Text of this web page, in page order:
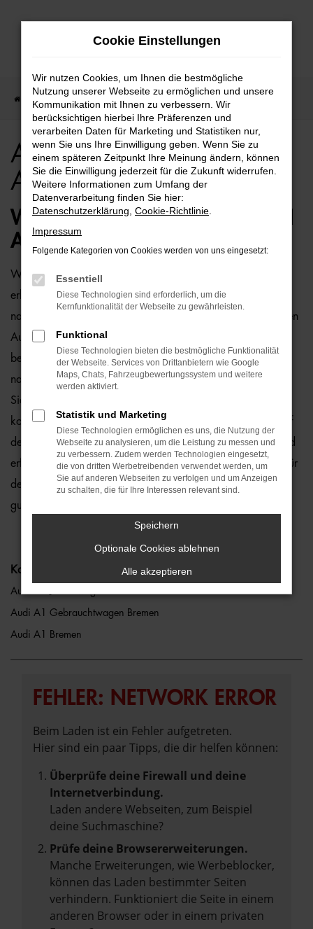
Zum
Startseite Bremen Audi Audi A1 für Bremen Top Angebote
Audi A1 für Bremen Top
Angebote
WIE WÄRE ES MIT EINEM AUDI
A1 FÜR BREMEN?
Wer zu uns und damit zur Auto-Familie Ostermaier kommt,
erhält viele Vorschläge rund um die Mobilität. Das gilt
natürlich auch für Bremen und Umgebung, wo wir gerne den
Audi A1 empfehlen. Die Rede ist von einem rundum
bewährten und zuverlässigen Fahrzeug, das perfekt zu
nahezu jedem Anspruch in Bremen passt. Gerne lassen wir
Sie bei uns vor Ort einsteigen oder übernehmen die
komplette Beratung auf digitalem Weg. Der Vorteil liegt auf
der Hand, denn so erhalten Sie Ihren Audi A1 frei Haus und
erfreuen sich an der direkten Lieferung nach Bremen ohne für
den Autokauf Ihre eigenen vier Wände zu verlassen. Klingt
gut? Dann kontaktieren Sie uns noch heute.
Kategorie
Audi A1 Jahreswagen Bremen
Audi A1 Gebrauchtwagen Bremen
Audi A1 Bremen
FEHLER: NETWORK ERROR
Beim Laden ist ein Fehler aufgetreten.
Hier sind ein paar Tipps, die dir helfen können:
Überprüfe deine Firewall und deine
Internetverbindung.
Laden andere Webseiten, zum Beispiel
deine Suchmaschine?
Prüfe deine Browsererweiterungen.
Manche Erweiterungen, wie Werbeblocker,
können das Laden bestimmter Seiten
verhindern. Funktioniert die Seite in einem
anderen Browser oder in einem privaten
Cookie Einstellungen
Wir nutzen Cookies, um Ihnen die bestmögliche
Nutzung unserer Webseite zu ermöglichen und unsere
Kommunikation mit Ihnen zu verbessern. Wir
berücksichtigen hierbei Ihre Präferenzen und
verarbeiten Daten für Marketing und Statistiken nur,
wenn Sie uns Ihre Einwilligung geben. Wenn Sie zu
einem späteren Zeitpunkt Ihre Meinung ändern, können
Sie die Einwilligung jederzeit für die Zukunft widerrufen.
Weitere Informationen zum Umfang der
Datenverarbeitung finden Sie hier:
Datenschutzerklärung Cookie-Richtlinie
Impressum
Folgende Kategorien von Cookies werden von uns eingesetzt:
Essentiell
Diese Technologien sind erforderlich, um die
Kernfunktionalität der Webseite zu gewährleisten.
Funktional
Diese Technologien bieten die bestmögliche Funktionalität
der Webseite. Services von Drittanbietern wie Google
Maps, Chats, Fahrzeugbewertungssystem und weitere
werden aktiviert.
Statistik und Marketing
Diese Technologien ermöglichen es uns, die Nutzung der
Webseite zu analysieren, um die Leistung zu messen und
zu verbessern. Zudem werden Technologien eingesetzt,
die von dritten Werbetreibenden verwendet werden, um
Sie auf anderen Webseiten zu verfolgen und um Anzeigen
zu schalten, die für Ihre Interessen relevant sind.
Speichern
Optionale Cookies ablehnen
Alle akzeptieren